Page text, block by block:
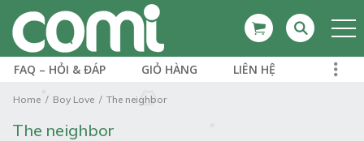
FAQ – HỎI & ĐÁP GIỎ HÀNG LIÊN HỆ
Home Boy Love The neighbor
The neighbor